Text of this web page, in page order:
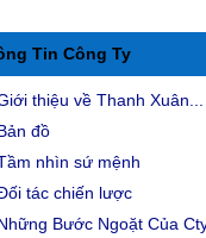
Tin Công Ty
thiệu về Thanh Xuân...
đồ
nhìn sứ mệnh
tác chiến lược
Bước Ngoặt Của